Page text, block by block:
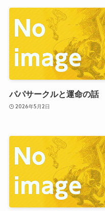
パパサークルと運命の話
2026年5月2日